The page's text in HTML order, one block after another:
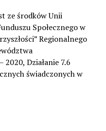
ze środków Unii
Społecznego w
Regionalnego
Działanie 7.6
świadczonych w